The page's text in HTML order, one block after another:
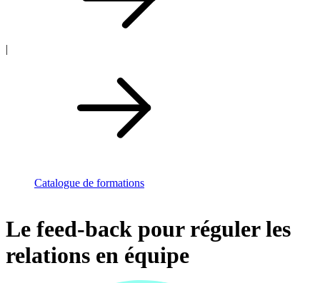
|
Catalogue de formations
Le feed-back pour réguler les
relations en équipe